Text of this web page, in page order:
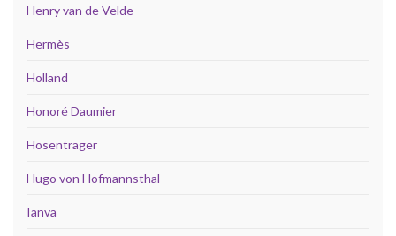
Henry van de Velde
Hermès
Holland
Honoré Daumier
Hosenträger
Hugo von Hofmannsthal
Ianva